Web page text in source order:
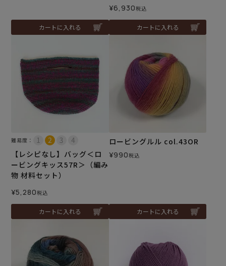
カートに入れる
¥6,930税込
カートに入れる
難易度：
【レシピなし】バッグ＜ロ
ービングキッス57R＞（編み
物 材料セット）
¥5,280税込
カートに入れる
ロービングルル col.43OR
¥990税込
カートに入れる